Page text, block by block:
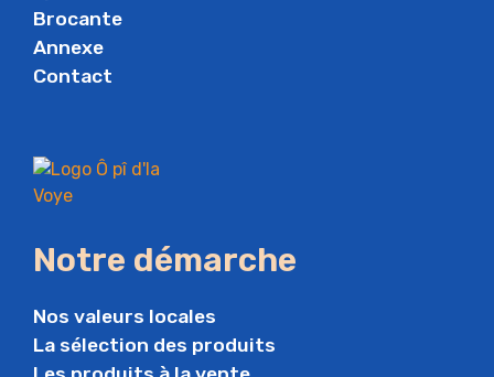
Brocante
Annexe
Contact
Notre démarche
Nos valeurs locales
La sélection des produits